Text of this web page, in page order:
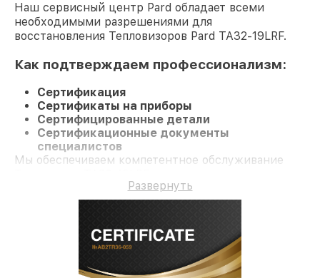
Наш сервисный центр Pard обладает всеми
необходимыми разрешениями для
восстановления Тепловизоров Pard TA32-19LRF.
Как подтверждаем профессионализм:
Сертификация
Сертификаты на приборы
Сертифицированные детали
Сертификационные документы
специалистов
Мы обеспечиваем компетентное обслуживание
Развернуть